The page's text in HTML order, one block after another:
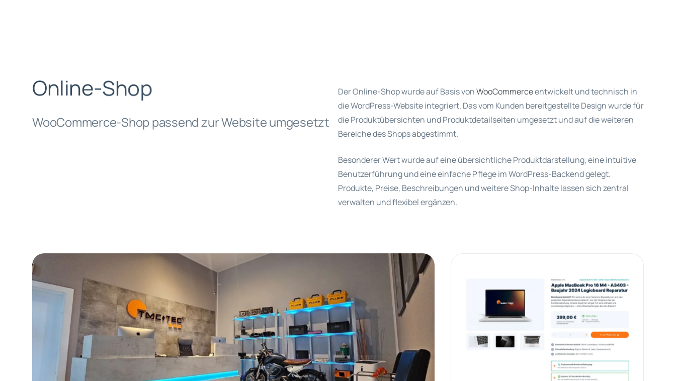
Online-Shop
WooCommerce-Shop passend zur Website umgesetzt
Der Online-Shop wurde auf Basis vonWooCommerceentwickelt und technisch in
die WordPress-Website integriert. Das vom Kunden bereitgestellte Design wurde für
die Produktübersichten und Produktdetailseiten umgesetzt und auf die weiteren
Bereiche des Shops abgestimmt.
Besonderer Wert wurde auf eine übersichtliche Produktdarstellung, eine intuitive
Benutzerführung und eine einfache Pflege im WordPress-Backend gelegt.
Produkte, Preise, Beschreibungen und weitere Shop-Inhalte lassen sich zentral
verwalten und flexibel ergänzen.